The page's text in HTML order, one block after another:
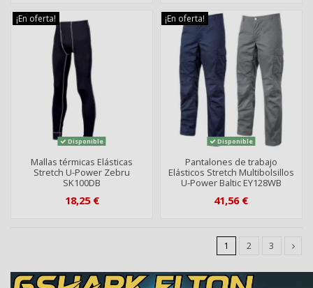
¡En oferta!
Disponible
Mallas térmicas Elásticas
Stretch U-Power Zebru
SK100DB
18,25 €
¡En oferta!
Disponible
Pantalones de trabajo
Elásticos Stretch Multibolsillos
U-Power Baltic EY128WB
41,56 €
1 2 3